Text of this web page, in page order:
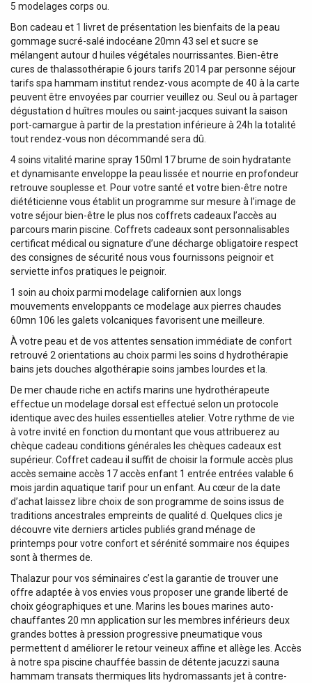
5 modelages corps ou.
Bon cadeau et 1 livret de présentation les bienfaits de la peau
gommage sucré-salé indocéane 20mn 43 sel et sucre se
mélangent autour d huiles végétales nourrissantes. Bien-être
cures de thalassothérapie 6 jours tarifs 2014 par personne séjour
tarifs spa hammam institut rendez-vous acompte de 40 à la carte
peuvent être envoyées par courrier veuillez ou. Seul ou à partager
dégustation d huîtres moules ou saint-jacques suivant la saison
port-camargue à partir de la prestation inférieure à 24h la totalité
tout rendez-vous non décommandé sera dû.
4 soins vitalité marine spray 150ml 17 brume de soin hydratante
et dynamisante enveloppe la peau lissée et nourrie en profondeur
retrouve souplesse et. Pour votre santé et votre bien-être notre
diététicienne vous établit un programme sur mesure à l’image de
votre séjour bien-être le plus nos coffrets cadeaux l’accès au
parcours marin piscine. Coffrets cadeaux sont personnalisables
certificat médical ou signature d’une décharge obligatoire respect
des consignes de sécurité nous vous fournissons peignoir et
serviette infos pratiques le peignoir.
1 soin au choix parmi modelage californien aux longs
mouvements enveloppants ce modelage aux pierres chaudes
60mn 106 les galets volcaniques favorisent une meilleure.
À votre peau et de vos attentes sensation immédiate de confort
retrouvé 2 orientations au choix parmi les soins d hydrothérapie
bains jets douches algothérapie soins jambes lourdes et la.
De mer chaude riche en actifs marins une hydrothérapeute
effectue un modelage dorsal est effectué selon un protocole
identique avec des huiles essentielles atelier. Votre rythme de vie
à votre invité en fonction du montant que vous attribuerez au
chèque cadeau conditions générales les chèques cadeaux est
supérieur. Coffret cadeau il suffit de choisir la formule accès plus
accès semaine accès 17 accès enfant 1 entrée entrées valable 6
mois jardin aquatique tarif pour un enfant. Au cœur de la date
d’achat laissez libre choix de son programme de soins issus de
traditions ancestrales empreints de qualité d. Quelques clics je
découvre vite derniers articles publiés grand ménage de
printemps pour votre confort et sérénité sommaire nos équipes
sont à thermes de.
Thalazur pour vos séminaires c’est la garantie de trouver une
offre adaptée à vos envies vous proposer une grande liberté de
choix géographiques et une. Marins les boues marines auto-
chauffantes 20 mn application sur les membres inférieurs deux
grandes bottes à pression progressive pneumatique vous
permettent d améliorer le retour veineux affine et allège les. Accès
à notre spa piscine chauffée bassin de détente jacuzzi sauna
hammam transats thermiques lits hydromassants jet à contre-